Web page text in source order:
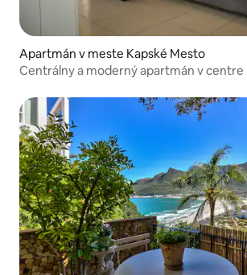
Apartmán v meste Kapské Mesto
Centrálny a moderný apartmán v centre